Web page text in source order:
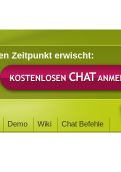
Zeitpunkt erwischt:
Demo Wiki Chat Befehle